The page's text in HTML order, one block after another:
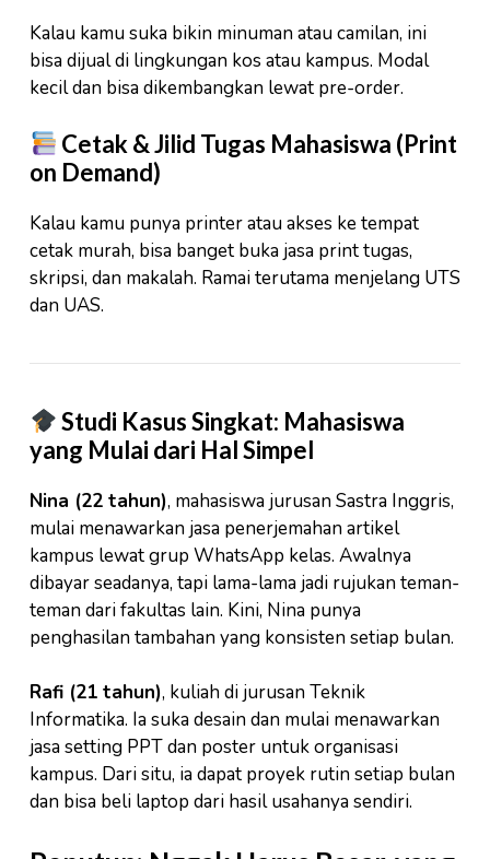
Kalau kamu suka bikin minuman atau camilan, ini
bisa dijual di lingkungan kos atau kampus. Modal
kecil dan bisa dikembangkan lewat pre-order.
Cetak & Jilid Tugas Mahasiswa (Print
on Demand)
Kalau kamu punya printer atau akses ke tempat
cetak murah, bisa banget buka jasa print tugas,
skripsi, dan makalah. Ramai terutama menjelang UTS
dan UAS.
Studi Kasus Singkat: Mahasiswa
yang Mulai dari Hal Simpel
Nina (22 tahun), mahasiswa jurusan Sastra Inggris,
mulai menawarkan jasa penerjemahan artikel
kampus lewat grup WhatsApp kelas. Awalnya
dibayar seadanya, tapi lama-lama jadi rujukan teman-
teman dari fakultas lain. Kini, Nina punya
penghasilan tambahan yang konsisten setiap bulan.
Rafi (21 tahun), kuliah di jurusan Teknik
Informatika. Ia suka desain dan mulai menawarkan
jasa setting PPT dan poster untuk organisasi
kampus. Dari situ, ia dapat proyek rutin setiap bulan
dan bisa beli laptop dari hasil usahanya sendiri.